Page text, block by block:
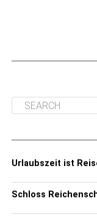
Urlaubszeit ist
Schloss